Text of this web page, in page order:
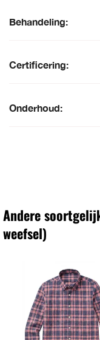
Behandeling:
Certificering:
Onderhoud:
Andere
weefsel)